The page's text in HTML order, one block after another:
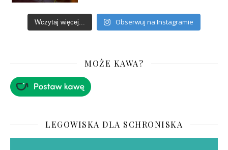
Wczytaj więcej... Obserwuj na Instagramie
MOŻE KAWA?
LEGOWISKA DLA SCHRONISKA